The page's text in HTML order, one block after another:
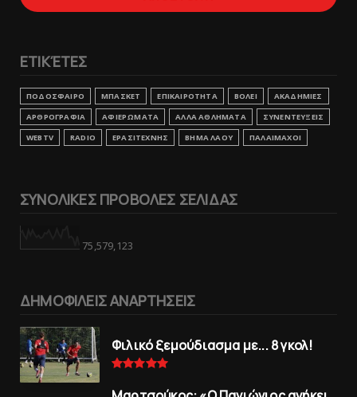
ΕΤΙΚΈΤΕΣ
ΠΟΔΟΣΦΑΙΡΟ ΜΠΑΣΚΕΤ ΕΠΙΚΑΙΡΟΤΗΤΑ ΒΟΛΕΙ
ΑΚΑΔΗΜΙΕΣ
ΑΡΘΡΟΓΡΑΦΙΑ
ΑΦΙΕΡΩΜΑΤΑ ΑΛΛΑ ΑΘΛΗΜΑΤΑ
ΣΥΝΕΝΤΕΥΞΕΙΣ
WEBTV
RADIO ΕΡΑΣΙΤΕΧΝΗΣ ΒΗΜΑ ΛΑΟΥ ΠΑΛΑΙΜΑΧΟΙ
ΣΥΝΟΛΙΚΕΣ ΠΡΟΒΟΛΕΣ ΣΕΛΙΔΑΣ
75,579,123
ΔΗΜΟΦΙΛΕΙΣ ΑΝΑΡΤΗΣΕΙΣ
Φιλικό ξεμούδιασμα με... 8 γκολ!